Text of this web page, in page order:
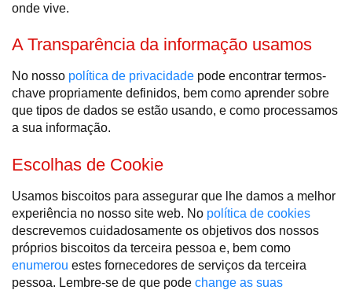
onde vive.
A Transparência da informação usamos
No nosso política de privacidade pode encontrar termos-
chave propriamente definidos, bem como aprender sobre
que tipos de dados se estão usando, e como processamos
a sua informação.
Escolhas de Cookie
Usamos biscoitos para assegurar que lhe damos a melhor
experiência no nosso site web. No política de cookies
descrevemos cuidadosamente os objetivos dos nossos
próprios biscoitos da terceira pessoa e, bem como
enumerou estes fornecedores de serviços da terceira
pessoa. Lembre-se de que pode change as suas